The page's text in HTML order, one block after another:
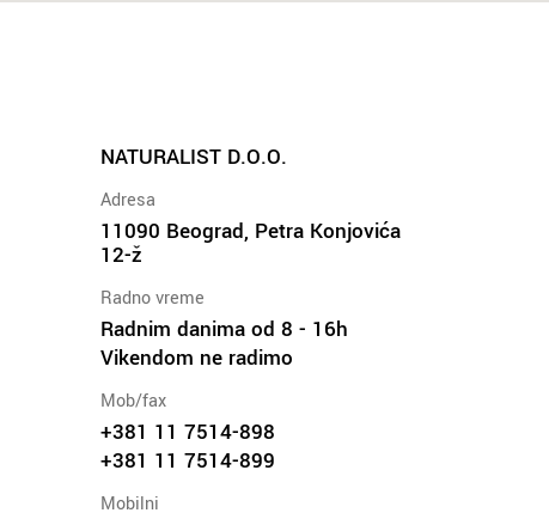
NATURALIST D.O.O.
Adresa
11090 Beograd, Petra Konjovića
12-ž
Radno vreme
Radnim danima od 8 - 16h
Vikendom ne radimo
Mob/fax
+381 11 7514-898
+381 11 7514-899
Mobilni